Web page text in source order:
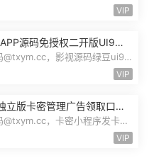
VIP
源码免授权二开版UI9影
端完整版源码追剧影视
@txym.cc，影视源码绿豆ui9
VIP
立版卡密管理广告领取口令
主小程序Custom，卡密小程序发卡小
VIP